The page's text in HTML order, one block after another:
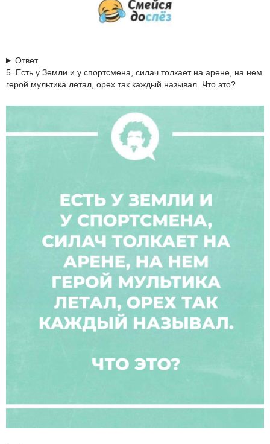
Ответ
5. Есть у Земли и у спортсмена, силач толкает на арене, на нем
герой мультика летал, орех так каждый называл. Что это?